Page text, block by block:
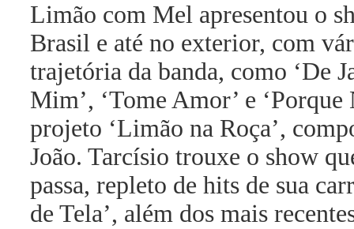
Limão com Mel apresentou o
Brasil e até no exterior, com
trajetória da banda, como ‘De
Mim’, ‘Tome Amor’ e
projeto ‘Limão na Roça’,
João. Tarcísio trouxe o show
passa, repleto de hits de sua
de Tela’, além dos mais